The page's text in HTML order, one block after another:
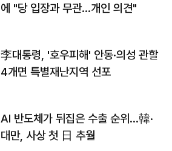
에 "당 입장과 무관…개인 의견"
李대통령, '호우피해' 안동·의성 관할
4개면 특별재난지역 선포
AI 반도체가 뒤집은 수출 순위…韓·
대만, 사상 첫 日 추월